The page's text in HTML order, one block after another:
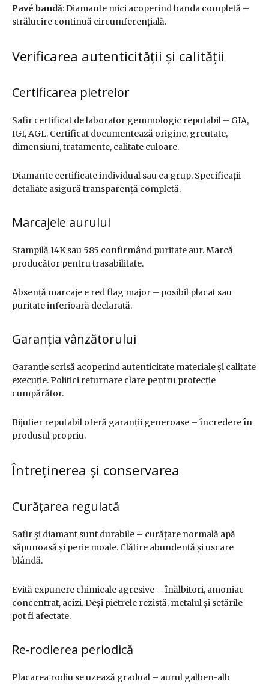
Pavé bandă: Diamante mici acoperind banda completă –
strălucire continuă circumferențială.
Verificarea autenticității și calității
Certificarea pietrelor
Safir certificat de laborator gemmologic reputabil – GIA,
IGI, AGL. Certificat documentează origine, greutate,
dimensiuni, tratamente, calitate culoare.
Diamante certificate individual sau ca grup. Specificații
detaliate asigură transparență completă.
Marcajele aurului
Stampilă 14K sau 585 confirmând puritate aur. Marcă
producător pentru trasabilitate.
Absență marcaje e red flag major – posibil placat sau
puritate inferioară declarată.
Garanția vânzătorului
Garanție scrisă acoperind autenticitate materiale și calitate
execuție. Politici returnare clare pentru protecție
cumpărător.
Bijutier reputabil oferă garanții generoase – încredere în
produsul propriu.
Întreținerea și conservarea
Curățarea regulată
Safir și diamant sunt durabile – curățare normală apă
săpunoasă și perie moale. Clătire abundentă și uscare
blândă.
Evită expunere chimicale agresive – înălbitori, amoniac
concentrat, acizi. Deși pietrele rezistă, metalul și setările
pot fi afectate.
Re-rodierea periodică
Placarea rodiu se uzează gradual – aurul galben-alb